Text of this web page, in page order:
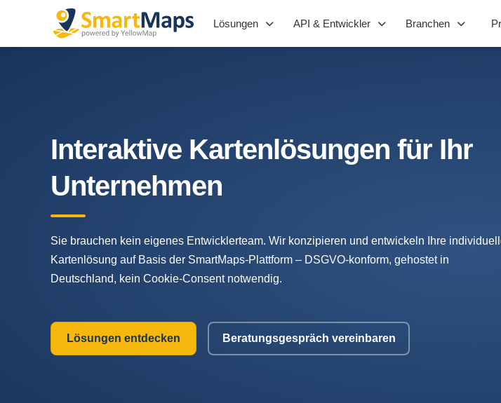
Lösungen API & Entwickler Branchen
Interaktive Kartenlösungen für Ihr
Unternehmen
Sie brauchen kein eigenes Entwicklerteam. Wir konzipieren und entwickeln Ihre
Kartenlösung auf Basis der SmartMaps-Plattform – DSGVO-konform, gehostet in
Deutschland, kein Cookie-Consent notwendig.
Lösungen entdecken Beratungsgespräch vereinbaren